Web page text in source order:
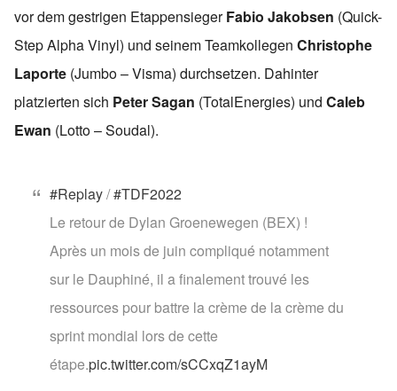
vor dem gestrigen EtappensiegerFabio Jakobsen (Quick-
Step Alpha Vinyl) und seinem Teamkollegen Christophe
Laporte (Jumbo – Visma) durchsetzen. Dahinter
platzierten sich Peter Sagan (TotalEnergies) und Caleb
Ewan (Lotto – Soudal).
#Replay/#TDF2022
Le retour de Dylan Groenewegen (BEX) !
Après un mois de juin compliqué notamment
sur le Dauphiné, il a finalement trouvé les
ressources pour battre la crème de la crème du
sprint mondial lors de cette
étape.pic.twitter.com/sCCxqZ1ayM